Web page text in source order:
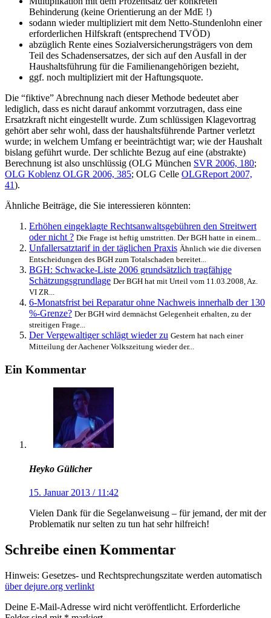
Behinderung (keine Orientierung an der MdE !)
sodann wieder multipliziert mit dem Netto-Stundenlohn einer
erforderlichen Hilfskraft (entsprechend TVÖD)
abzüglich Rente eines Sozialversicherungsträgers von dem
Teil des Schadensersatzes, der sich auf den Ausfall in der
Haushaltsführung für die Familienangehörigen bezieht,
ggf. noch multipliziert mit der Haftungsquote.
Die “fiktive” Abrechnung nach dieser Methode bedeutet aber
lediglich, dass es nicht darauf ankommt vorzutragen, dass eine
Ersatzkraft nicht eingestellt wurde. Zum schlüssigen Klagevortrag
gehört aber sehr wohl, dass der haushaltsführende Partner verletzt
wurde; in welchem Umfang er beeinträchtigt war; wie der Haushalt
bislang geführt wurde. Der schlichte Bezug auf eine (abstrakte)
Berechnung ist also unschlüssig (OLG München SVR 2006, 180;
OLG Koblenz OLGR 2006, 385; OLG Celle OLGReport 2007,
41).
Ähnliche Beiträge, die Sie interessieren könnten:
Erhöhen eingeklagte Rechtsanwaltsgebühren den Streitwert
oder nicht ? Die Frage ist heftig umstritten. Der BGH hatte in einem...
Unfallersatztarif in der täglichen Praxis Ähnlich wie die diversen
Entscheidungen des BGH zum Totalschaden bereitet...
BGH: Schwacke-Liste 2006 grundsätzlich tragfähige
Schätzungsgrundlage Der BGH hat mit Urteil vom 11.03.2008, Az.
VI ZR...
6-Monatsfrist bei Reparatur ohne Nachweis innerhalb der 130
%-Grenze? Der BGH wird demnächst Gelegenheit erhalten, zu der
streitigen Frage...
Der Vergewaltiger schlägt wieder zu Gestern hat nach einer
Mitteilung der Aachener Volkszeitung wieder der...
Ein Kommentar
Heyko Gülicher
15. Januar 2013 / 11:42
Vielen Dank für die Segelanweisung – für jemand, der mit der
Problematik nur selten zu tun hat sehr hilfreich!
Schreibe einen Kommentar
Hinweis: Gesetzes- und Rechtsprechungszitate werden automatisch
über dejure.org verlinkt
Deine E-Mail-Adresse wird nicht veröffentlicht. Erforderliche